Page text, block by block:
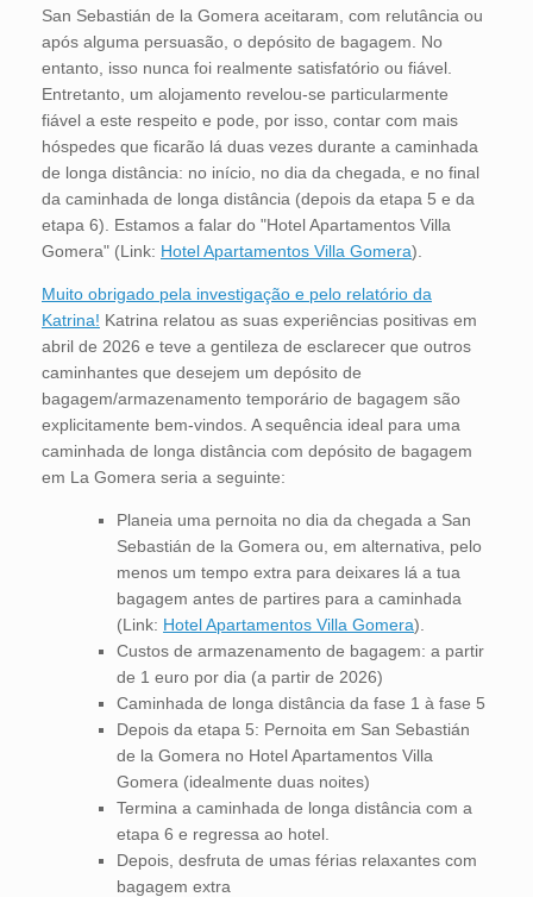
San Sebastián de la Gomera aceitaram, com relutância ou
após alguma persuasão, o depósito de bagagem. No
entanto, isso nunca foi realmente satisfatório ou fiável.
Entretanto, um alojamento revelou-se particularmente
fiável a este respeito e pode, por isso, contar com mais
hóspedes que ficarão lá duas vezes durante a caminhada
de longa distância: no início, no dia da chegada, e no final
da caminhada de longa distância (depois da etapa 5 e da
etapa 6). Estamos a falar do "Hotel Apartamentos Villa
Gomera" (Link: Hotel Apartamentos Villa Gomera).
Muito obrigado pela investigação e pelo relatório da
Katrina! Katrina relatou as suas experiências positivas em
abril de 2026 e teve a gentileza de esclarecer que outros
caminhantes que desejem um depósito de
bagagem/armazenamento temporário de bagagem são
explicitamente bem-vindos. A sequência ideal para uma
caminhada de longa distância com depósito de bagagem
em La Gomera seria a seguinte:
Planeia uma pernoita no dia da chegada a San
Sebastián de la Gomera ou, em alternativa, pelo
menos um tempo extra para deixares lá a tua
bagagem antes de partires para a caminhada
(Link: Hotel Apartamentos Villa Gomera).
Custos de armazenamento de bagagem: a partir
de 1 euro por dia (a partir de 2026)
Caminhada de longa distância da fase 1 à fase 5
Depois da etapa 5: Pernoita em San Sebastián
de la Gomera no Hotel Apartamentos Villa
Gomera (idealmente duas noites)
Termina a caminhada de longa distância com a
etapa 6 e regressa ao hotel.
Depois, desfruta de umas férias relaxantes com
bagagem extra